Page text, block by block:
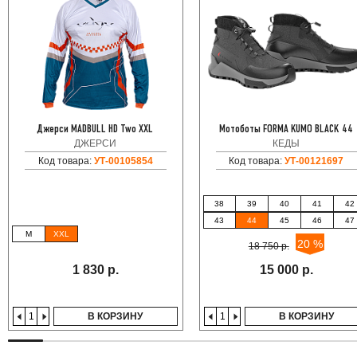
Джерси MADBULL HD Two XXL
ДЖЕРСИ
Код товара: УТ-00105854
M XXL
1 830 р.
В КОРЗИНУ
Мотоботы FORMA KUMO BLACK 44
КЕДЫ
Код товара:УТ-00121697
38 39 40 41
42
43
44 45 46 47
18 750 р. 20 %
15 000 р.
В КОРЗИНУ